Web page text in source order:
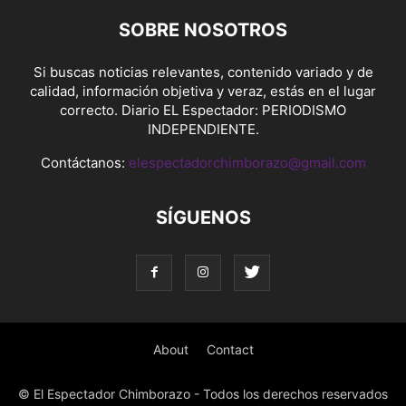
SOBRE NOSOTROS
Si buscas noticias relevantes, contenido variado y de
calidad, información objetiva y veraz, estás en el lugar
correcto. Diario EL Espectador: PERIODISMO
INDEPENDIENTE.
Contáctanos: elespectadorchimborazo@gmail.com
SÍGUENOS
About Contact
© El Espectador Chimborazo - Todos los derechos reservados